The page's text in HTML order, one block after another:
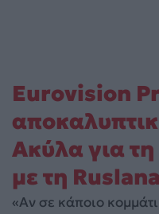
Eurovision
Ακύλα για
με τη Ruslana
«Αν σε κάποιο